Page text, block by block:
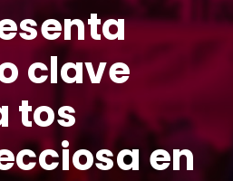
clave
tos
en